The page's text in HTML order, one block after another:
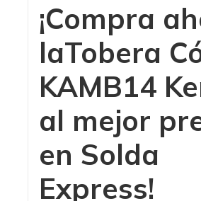
¡Compra
laTobera
KAMB14
al mejor
en Solda
Express!